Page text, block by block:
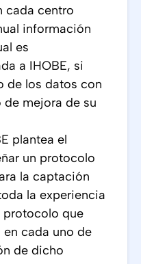
cada centro
información
es
a IHOBE, si
de los datos con
mejora de su
plantea el
un protocolo
la captación
la experiencia
protocolo que
cada uno de
de dicho